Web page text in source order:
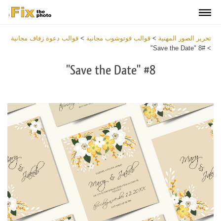
تحرير الصور المهنية > قوالب فوتوشوب مجانية > قوالب دعوة زفاف مجانية
>
#8 "Save the Date"
#8 "Save the Date"
at
the
button
Wedding
Save
The
Templateswithin
2
minutes.